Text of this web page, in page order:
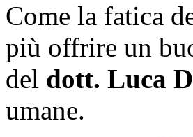
Come la fatica
più offrire un
del dott. Luca
umane.